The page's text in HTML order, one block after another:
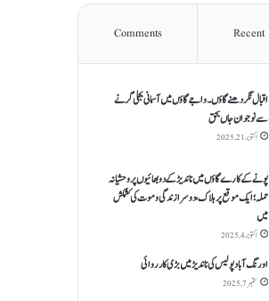
Recent
Comments
اقبال نگر دھنےگاؤں۔ واجےگاؤں میں آسمانی بجلی گرنے
سے نوجوان جاں بحق
اکتوبر 21, 2025
پونے کے کارےگاؤں میں ناندیڑ کے دو بھائیوں پر وحشیانہ
حملہ؛ ایک موقع پر ہلاک، دوسرا زندگی و موت کی کشمکش
میں
اکتوبر 4, 2025
اورنگ آباد پولیس کی ناندیڑ میں بڑی کارروائی
ستمبر 7, 2025